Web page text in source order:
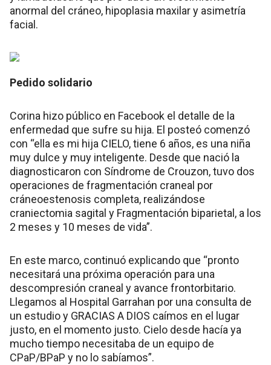
anormal del cráneo, hipoplasia maxilar y asimetría
facial.
Pedido solidario
Corina hizo público en Facebook el detalle de la
enfermedad que sufre su hija. El posteó comenzó
con “ella es mi hija CIELO, tiene 6 años, es una niña
muy dulce y muy inteligente. Desde que nació la
diagnosticaron con Síndrome de Crouzon, tuvo dos
operaciones de fragmentación craneal por
cráneoestenosis completa, realizándose
craniectomia sagital y Fragmentación biparietal, a los
2 meses y 10 meses de vida”.
En este marco, continuó explicando que “pronto
necesitará una próxima operación para una
descompresión craneal y avance frontorbitario.
Llegamos al Hospital Garrahan por una consulta de
un estudio y GRACIAS A DIOS caímos en el lugar
justo, en el momento justo. Cielo desde hacía ya
mucho tiempo necesitaba de un equipo de
CPaP/BPaP y no lo sabíamos”.